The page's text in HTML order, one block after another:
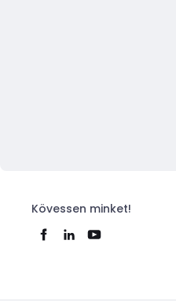
Kövessen minket!